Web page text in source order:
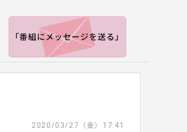
「番組にメッセージを送る」
2020/03/27（金）17:41